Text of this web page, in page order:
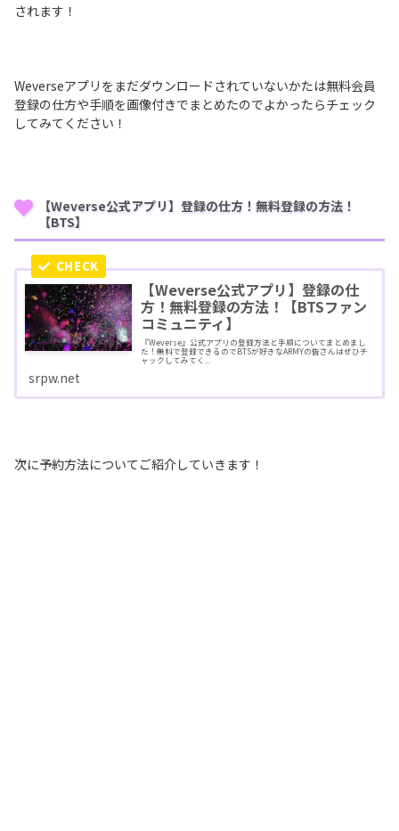
されます！
Weverseアプリをまだダウンロードされていないかたは無料会員
登録の仕方や手順を画像付きでまとめたのでよかったらチェック
してみてください！
【Weverse公式アプリ】登録の仕方！無料登録の方法！
【BTS】
【Weverse公式アプリ】登録の仕
方！無料登録の方法！【BTSファン
コミュニティ】
『Weverse』公式アプリの登録方法と手順についてまとめまし
た！無料で登録できるのでBTSが好きなARMYの皆さんはぜひチ
ャックしてみてく...
srpw.net
次に予約方法についてご紹介していきます！